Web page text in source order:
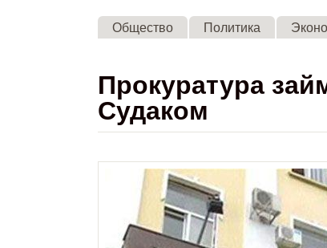
Общество Политика
Прокуратура
Судаком